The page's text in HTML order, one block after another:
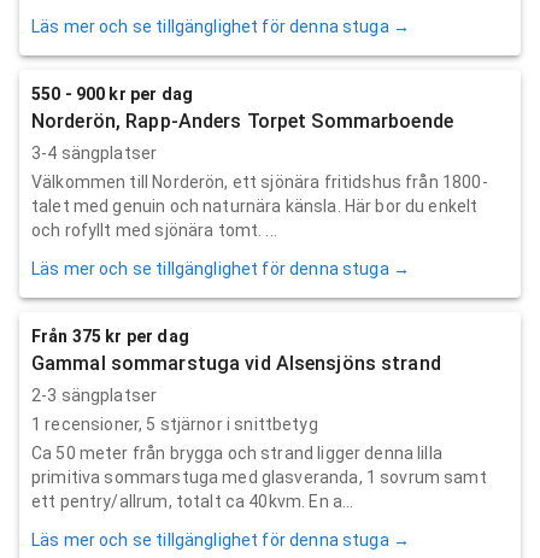
Läs mer och se tillgänglighet för denna stuga →
550 - 900 kr per dag
Norderön, Rapp-Anders Torpet Sommarboende
3-4 sängplatser
Välkommen till Norderön, ett sjönära fritidshus från 1800-
talet med genuin och naturnära känsla. Här bor du enkelt
och rofyllt med sjönära tomt. ...
Läs mer och se tillgänglighet för denna stuga →
Från 375 kr per dag
Gammal sommarstuga vid Alsensjöns strand
2-3 sängplatser
1 recensioner, 5 stjärnor i snittbetyg
Ca 50 meter från brygga och strand ligger denna lilla
primitiva sommarstuga med glasveranda, 1 sovrum samt
ett pentry/allrum, totalt ca 40kvm. En a...
Läs mer och se tillgänglighet för denna stuga →